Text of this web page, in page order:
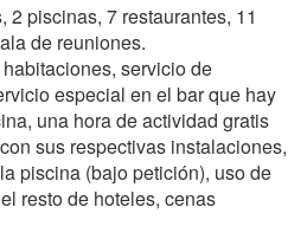
piscinas, 7 restaurantes, 11
de reuniones.
servicio de
especial en el bar que hay
una hora de actividad gratis
sus respectivas instalaciones,
piscina (bajo petición), uso de
resto de hoteles, cenas